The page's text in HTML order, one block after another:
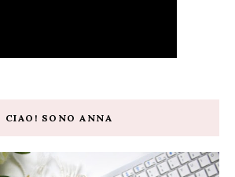
CIAO! SONO ANNA